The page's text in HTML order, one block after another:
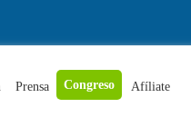
Prensa Congreso Afíliate